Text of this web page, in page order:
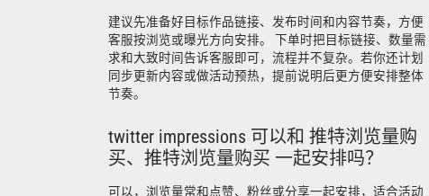
建议先准备好目标作品链接、发布时间和内容节奏，方便
客服按浏览或曝光方向安排。 下单时把目标链接、数量需
求和大致时间告诉客服即可，流程并不复杂。若你还计划
同步更新内容或做活动预热，提前说明后更方便安排整体
节奏。
twitter impressions 可以和 推特浏览量购
买、推特浏览量购买 一起安排吗？
可以，浏览量常和点赞、粉丝或分享一起安排，适合活动